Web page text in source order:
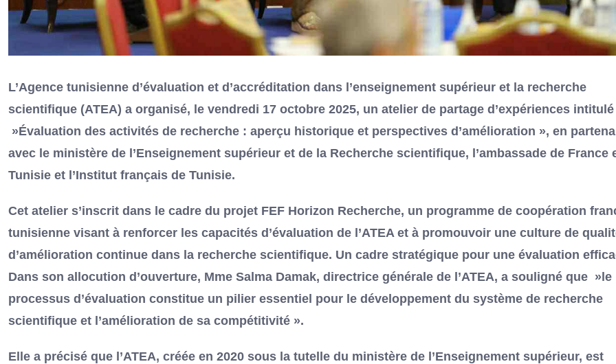
L’Agence tunisienne d’évaluation et d’accréditation dans l’enseignement supérieur et la recherche
scientifique (ATEA) a organisé, le vendredi 17 octobre 2025, un atelier de partage d’expériences intitulé
»Évaluation des activités de recherche : aperçu historique et perspectives d’amélioration », en
avec le ministère de l’Enseignement supérieur et de la Recherche scientifique, l’ambassade de France
Tunisie et l’Institut français de Tunisie.
Cet atelier s’inscrit dans le cadre du projet FEF Horizon Recherche, un programme de coopération
tunisienne visant à renforcer les capacités d’évaluation de l’ATEA et à promouvoir une culture de
d’amélioration continue dans la recherche scientifique. Un cadre stratégique pour une évaluation
Dans son allocution d’ouverture, Mme Salma Damak, directrice générale de l’ATEA, a souligné que »le
processus d’évaluation constitue un pilier essentiel pour le développement du système de recherche
scientifique et l’amélioration de sa compétitivité ».
Elle a précisé que l’ATEA, créée en 2020 sous la tutelle du ministère de l’Enseignement supérieur, est